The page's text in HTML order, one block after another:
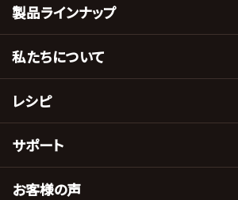
製品ラインナップ
私たちについて
レシピ
サポート
お客様の声